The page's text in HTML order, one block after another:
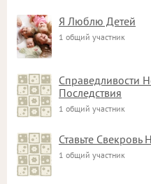
Я Люблю Детей
1 общий участник
Справедливости
Последствия
1 общий участник
Ставьте Свекровь
1 общий участник